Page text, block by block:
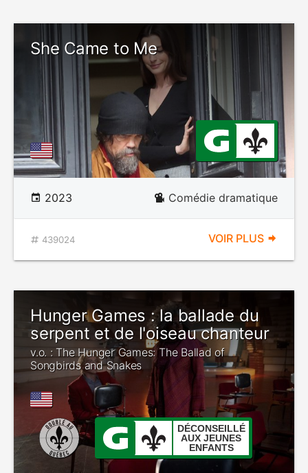
She Came to Me
2023 Comédie dramatique
439024 VOIR PLUS
Hunger Games : la ballade du
serpent et de l'oiseau chanteur
v.o. : The Hunger Games: The Ballad of
Songbirds and Snakes
DÉCONSEILLÉ
AUX JEUNES
ENFANTS